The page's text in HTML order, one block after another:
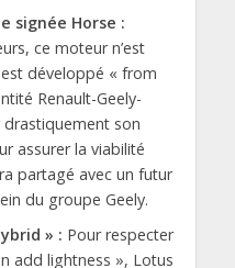
signée Horse :
ce moteur n’est
développé « from
Renault-Geely-
son
assurer la viabilité
partagé avec un futur
du groupe Geely.
» : Pour respecter
add lightness », Lotus